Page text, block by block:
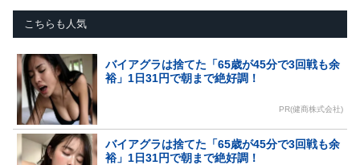
こちらも人気
バイアグラは捨てた「65歳が45分で3回戦も余
裕」1日31円で朝まで絶好調！
PR(健商株式会社)
バイアグラは捨てた「65歳が45分で3回戦も余
裕」1日31円で朝まで絶好調！